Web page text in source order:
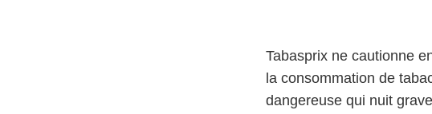
Tabasprix ne cautionne
la consommation de
dangereuse qui nuit